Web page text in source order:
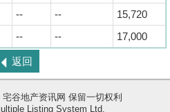
-- --
15,720
-- -- 17,000
返回
谷地产资讯网 保留一切权利
Listing System Ltd.